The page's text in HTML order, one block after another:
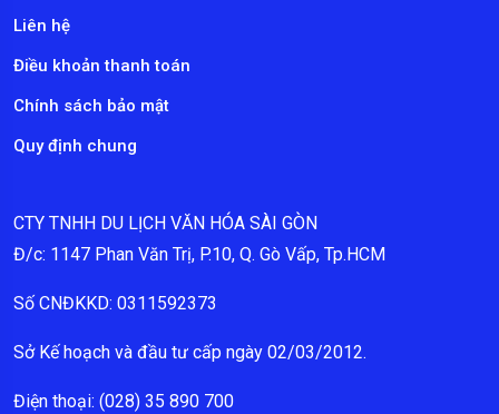
Liên hệ
Điều khoản thanh toán
Chính sách bảo mật
Quy định chung
CTY TNHH DU LỊCH VĂN HÓA SÀI GÒN
Đ/c: 1147 Phan Văn Trị, P.10, Q. Gò Vấp, Tp.HCM
Số CNĐKKD: 0311592373
Sở Kế hoạch và đầu tư cấp ngày 02/03/2012.
Điện thoại: (028) 35 890 700